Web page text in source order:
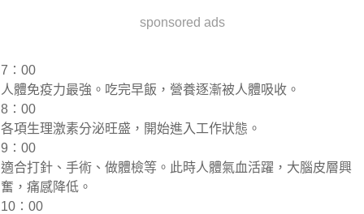
sponsored ads
7∶00
人體免疫力最強。吃完早飯，營養逐漸被人體吸收。
8∶00
各項生理激素分泌旺盛，開始進入工作狀態。
9∶00
適合打針、手術、做體檢等。此時人體氣血活躍，大腦皮層興
奮，痛感降低。
10∶00